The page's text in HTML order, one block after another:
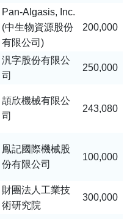
Pan-Algasis, Inc.
(中生物資源股份
有限公司 )
200,000
汎字股份有限公
司
250,000
頡欣機械有限公
司
243,080
鳯記國際機械股
份有限公司
100,000
財團法人工業技
術研究院
300,000